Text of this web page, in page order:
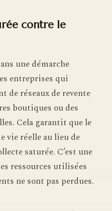
contre le
une démarche
entreprises qui
de réseaux de revente
boutiques ou des
Cela garantit que le
vie réelle au lieu de
saturée. C’est une
ressources utilisées
ne sont pas perdues.